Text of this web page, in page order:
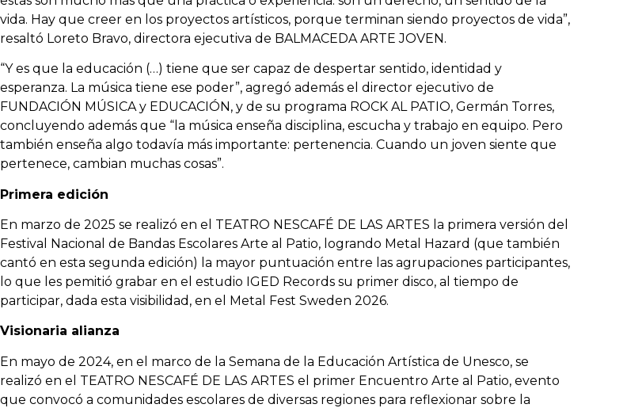
vida. Hay que creer en los proyectos artísticos, porque terminan siendo proyectos de vida”,
resaltó Loreto Bravo, directora ejecutiva de BALMACEDA ARTE JOVEN.
“Y es que la educación (…) tiene que ser capaz de despertar sentido, identidad y
esperanza. La música tiene ese poder”, agregó además el director ejecutivo de
FUNDACIÓN MÚSICA y EDUCACIÓN, y de su programa ROCK AL PATIO, Germán Torres,
concluyendo además que “la música enseña disciplina, escucha y trabajo en equipo. Pero
también enseña algo todavía más importante: pertenencia. Cuando un joven siente que
pertenece, cambian muchas cosas”.
Primera edición
En marzo de 2025 se realizó en el TEATRO NESCAFÉ DE LAS ARTES la primera versión del
Festival Nacional de Bandas Escolares Arte al Patio, logrando Metal Hazard (que también
cantó en esta segunda edición) la mayor puntuación entre las agrupaciones participantes,
lo que les pemitió grabar en el estudio IGED Records su primer disco, al tiempo de
participar, dada esta visibilidad, en el Metal Fest Sweden 2026.
Visionaria alianza
En mayo de 2024, en el marco de la Semana de la Educación Artística de Unesco, se
realizó en el TEATRO NESCAFÉ DE LAS ARTES el primer Encuentro Arte al Patio, evento
que convocó a comunidades escolares de diversas regiones para reflexionar sobre la